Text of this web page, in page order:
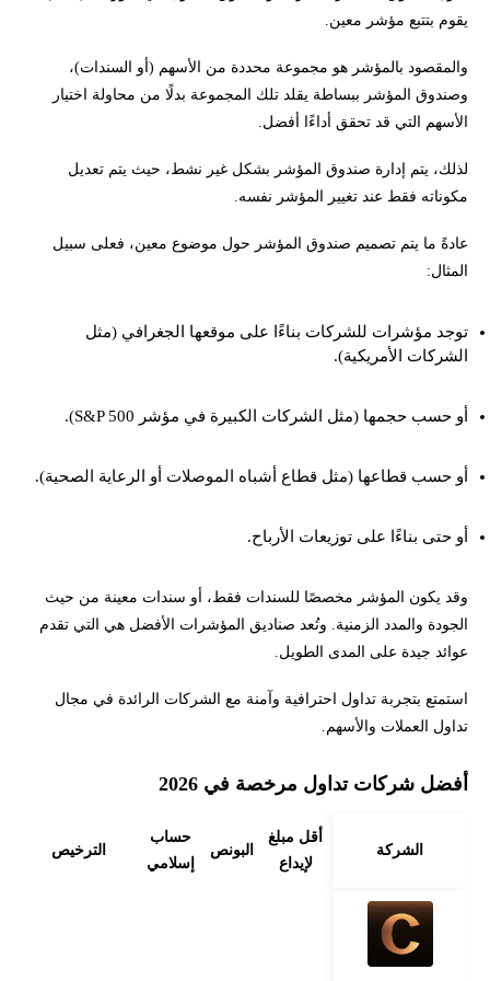
يقوم بتتبع مؤشر معين.
والمقصود بالمؤشر هو مجموعة محددة من الأسهم (أو السندات)،
وصندوق المؤشر ببساطة يقلد تلك المجموعة بدلًا من محاولة اختيار
الأسهم التي قد تحقق أداءًا أفضل.
لذلك، يتم إدارة صندوق المؤشر بشكل غير نشط، حيث يتم تعديل
مكوناته فقط عند تغيير المؤشر نفسه.
عادةً ما يتم تصميم صندوق المؤشر حول موضوع معين، فعلى سبيل
المثال:
توجد مؤشرات للشركات بناءًا على موقعها الجغرافي (مثل
الشركات الأمريكية).
أو حسب حجمها (مثل الشركات الكبيرة في مؤشر S&P 500).
أو حسب قطاعها (مثل قطاع أشباه الموصلات أو الرعاية الصحية).
أو حتى بناءًا على توزيعات الأرباح.
وقد يكون المؤشر مخصصًا للسندات فقط، أو سندات معينة من حيث
الجودة والمدد الزمنية. وتُعد صناديق المؤشرات الأفضل هي التي تقدم
عوائد جيدة على المدى الطويل.
استمتع بتجربة تداول احترافية وآمنة مع الشركات الرائدة في مجال
تداول العملات والأسهم.
أفضل شركات تداول مرخصة في 2026
الشركة
أقل مبلغ
لإيداع
البونص
حساب
إسلامي
الترخيص